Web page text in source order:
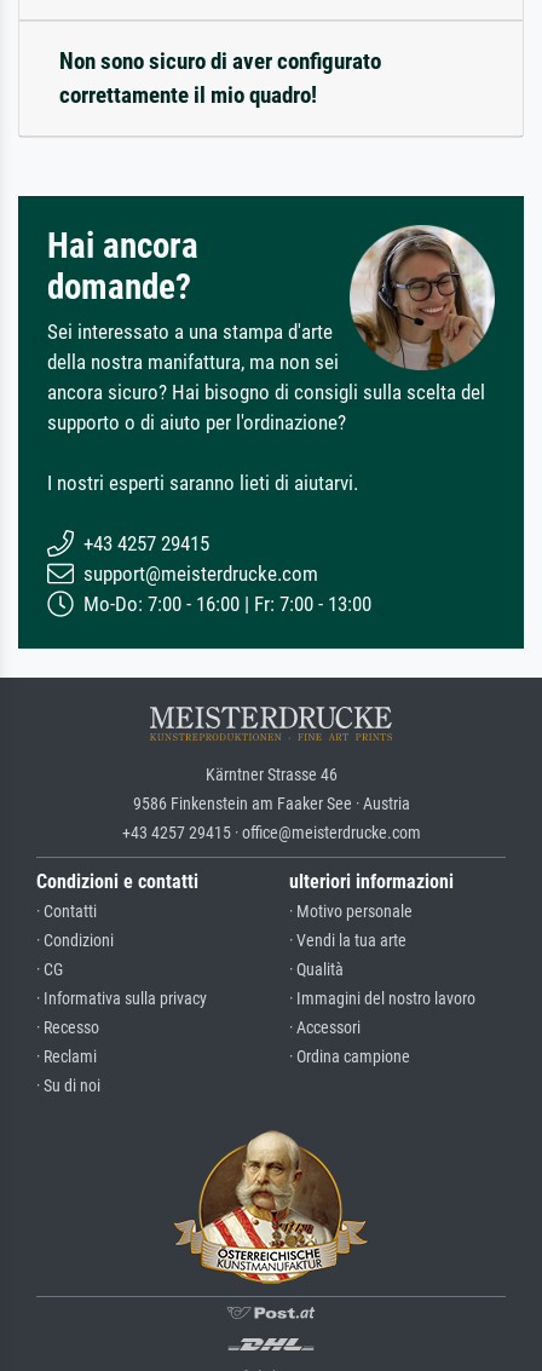
Non sono sicuro di aver configurato
correttamente il mio quadro!
Hai ancora
domande?
Sei interessato a una stampa d'arte
della nostra manifattura, ma non sei
ancora sicuro? Hai bisogno di consigli sulla scelta del
supporto o di aiuto per l'ordinazione?
I nostri esperti saranno lieti di aiutarvi.
+43 4257 29415
support@meisterdrucke.com
Mo-Do: 7:00 - 16:00 | Fr: 7:00 - 13:00
Kärntner Strasse 46
9586 Finkenstein am Faaker See · Austria
+43 4257 29415 · office@meisterdrucke.com
Condizioni e contatti
· Contatti
· Condizioni
· CG
· Informativa sulla privacy
· Recesso
· Reclami
· Su di noi
ulteriori informazioni
· Motivo personale
· Vendi la tua arte
· Qualità
· Immagini del nostro lavoro
· Accessori
· Ordina campione